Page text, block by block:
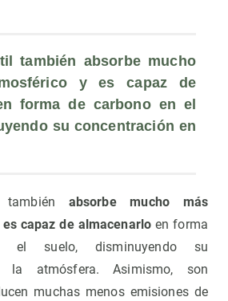
también absorbe mucho
y es capaz de
forma de carbono en el
su concentración en
absorbe mucho más
capaz de almacenarlo en forma
el suelo, disminuyendo su
la atmósfera. Asimismo, son
muchas menos emisiones de